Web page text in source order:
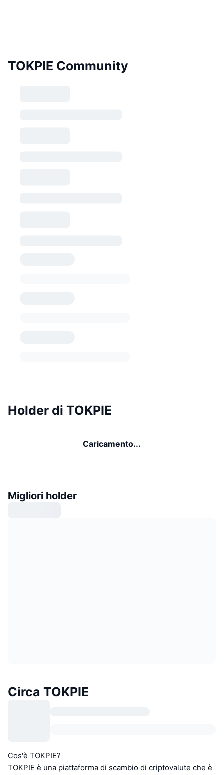
TOKPIE Community
Holder di TOKPIE
Caricamento...
Migliori holder
Circa TOKPIE
Cos'è TOKPIE?
TOKPIE è una piattaforma di scambio di criptovalute che è